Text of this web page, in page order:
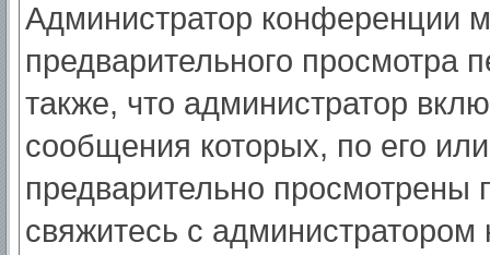
Администратор конференции
предварительного просмотра
также, что администратор
сообщения которых, по его
предварительно просмотрены
свяжитесь с